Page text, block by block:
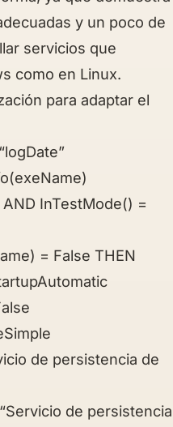
y un poco de
servicios que
como en Linux.
para adaptar el
AND InTestMode() =
= False THEN
de persistencia de
de persistencia